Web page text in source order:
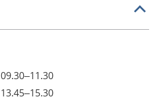
09.30–11.30
13.45–15.30